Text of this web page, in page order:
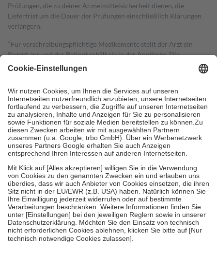
Prüfungen, die zu deiner Arzneimittelsicherheit dienen, die
Lieferfrist um die Dauer der Prüfungen einschließlich Klärungen
verlängern.
4Für verschreibungspflichtige Medikamente stellt der Arzt ein
Rezept aus und der Patient erhält sie in der Apotheke. Die
gesetzliche Krankenversicherung übernimmt in der Regel die
Kosten dafür, der Versicherte trägt einen Teil davon als Zuzahlung
Grundsätzlich leisten Mitglieder Zuzahlungen in Höhe von zehn
Prozent des Abgabepreises,mindestens jedochfünf Euround
höchstens zehn Euro.Es sind jedoch nie mehr als die tatsächlichen
Kosten der Leistung zu entrichten.
Diese Regeln gelten grundsätzlich auch für Online-Apotheken.
Bei Heilmitteln und häuslicher Krankenpflege beträgt die
Zuzahlung zehn Prozent der Kosten sowie zehn Euro je
Verordnung.
Um das Engagement der Versicherten für ihre eigene Gesundheit zu
stärken und die besondere Stellung der Familie zu unterstützen,
fallenkeine Zuzahlungenan bei:
• Kindern und Jugendlichen bis zum vollendeten 18. Lebensjahr
mit Ausnahme der Fahrkosten
• Untersuchungen zur Vorsorge und Früherkennung, die von der
GKV getragen werden